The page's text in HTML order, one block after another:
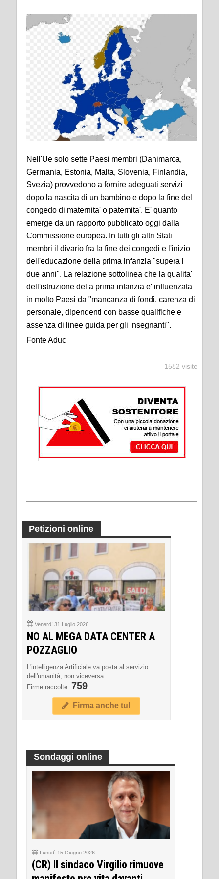
Nell'Ue solo sette Paesi membri (Danimarca,
Germania, Estonia, Malta, Slovenia, Finlandia,
Svezia) provvedono a fornire adeguati servizi
dopo la nascita di un bambino e dopo la fine del
congedo di maternita' o paternita'. E' quanto
emerge da un rapporto pubblicato oggi dalla
Commissione europea. In tutti gli altri Stati
membri il divario fra la fine dei congedi e l'inizio
dell'educazione della prima infanzia "supera i
due anni". La relazione sottolinea che la qualita'
dell'istruzione della prima infanzia e' influenzata
in molto Paesi da "mancanza di fondi, carenza di
personale, dipendenti con basse qualifiche e
assenza di linee guida per gli insegnanti".
Fonte Aduc
1582 visite
Petizioni online
Venerdì 31 Luglio 2026
NO AL MEGA DATA CENTER A
POZZAGLIO
L'intelligenza Artificiale va posta al servizio
dell'umanità, non viceversa.
Firme raccolte: 759
Firma anche tu!
Sondaggi online
Lunedì 15 Giugno 2026
(CR) Il sindaco Virgilio rimuove